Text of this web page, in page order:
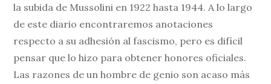
la subida de Mussolini en 1922 hasta 1944. A lo largo
de este diario encontraremos anotaciones
respecto a su adhesión al fascismo, pero es difícil
pensar que lo hizo para obtener honores oficiales.
Las razones de un hombre de genio son acaso más